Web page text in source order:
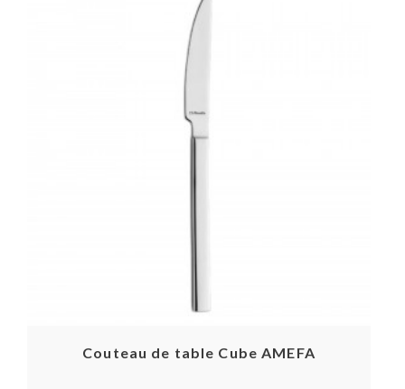
Couteau de table Cube AMEFA